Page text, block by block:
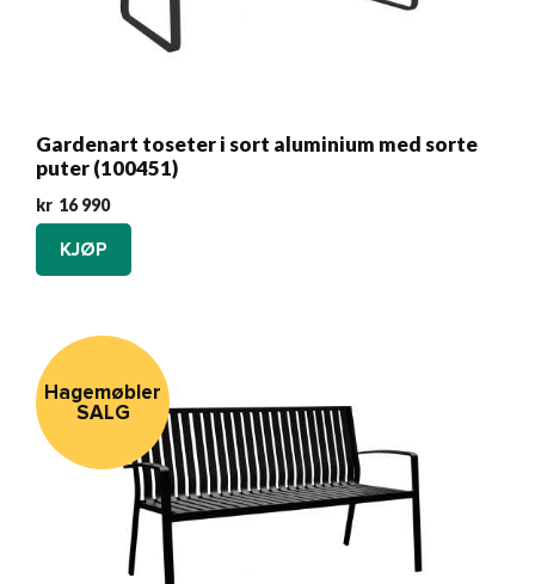
Gardenart toseter i sort aluminium med sorte
puter (100451)
kr 16 990
KJØP
Hagemøbler
SALG